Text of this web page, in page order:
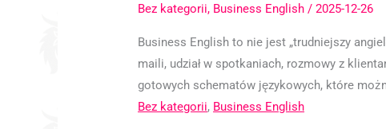
Bez kategorii, Business English /2025-12-26
Business English to nie jest „trudniejszy
maili, udział w spotkaniach, rozmowy z
gotowych schematów językowych, które
Bez kategorii, Business English